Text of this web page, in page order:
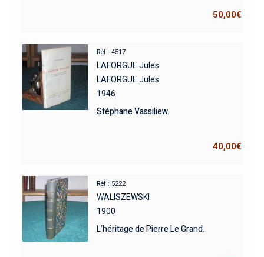
50,00€
Réf : 4517
LAFORGUE Jules
LAFORGUE Jules
1946
Stéphane Vassiliew.
40,00€
Réf : 5222
WALISZEWSKI
1900
L’héritage de Pierre Le Grand.